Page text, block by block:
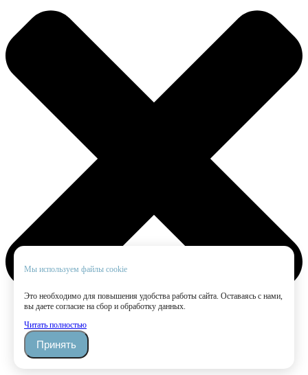
Мы используем файлы cookie
Это необходимо для повышения удобства работы сайта. Оставаясь с нами,
вы даете согласие на сбор и обработку данных.
Читать полностью
Принять